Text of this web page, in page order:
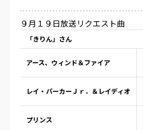
９月１９日放送リクエスト曲
「きりん」さん
アース、ウィンド＆ファイア
レイ・パーカーＪｒ．＆レイディオ
プリンス